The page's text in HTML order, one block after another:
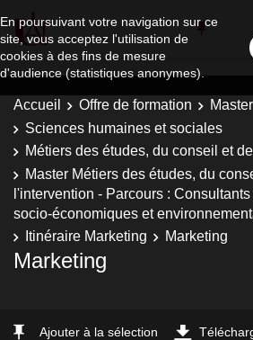
En poursuivant votre navigation sur ce
site, vous acceptez l'utilisation de
cookies à des fins de mesure
d'audience (statistiques anonymes).
Accueil Offre de formation
Master
Sciences humaines et sociales
Métiers des études, du conseil et
Master Métiers des études, du
l'intervention - Parcours :
socio-économiques et
Itinéraire Marketing
Marketing
Marketing
Ajouter à la sélection